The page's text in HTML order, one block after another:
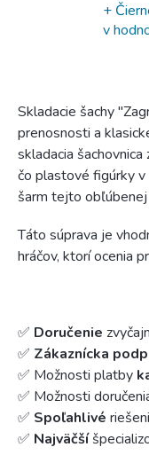
+
v
Skladacie šachy
prenosnosti a
skladacia
čo plastové figúrky
šarm tejto obľúbenej
Táto súprava je
hráčov, ktorí ocenia
✅ Doručenie
✅ Zákaznícka
✅ Možnosti platby
✅ Možnosti
✅ Spoľahlivé
✅ Najväčší